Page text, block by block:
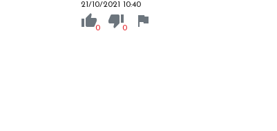
21/10/2021 10:40
thumb_up0 thumb_down0 flag